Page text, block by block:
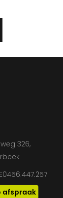
326,
afspraak